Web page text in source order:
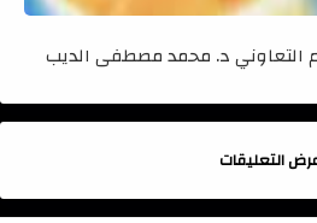
التعاوني د. محمد مصطفى الديب
التعليقات